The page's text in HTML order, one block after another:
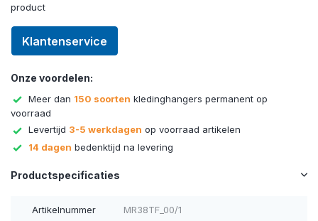
product
Klantenservice
Onze voordelen:
Meer dan 150 soorten kledinghangers permanent op
voorraad
Levertijd 3-5 werkdagen op voorraad artikelen
14 dagen bedenktijd na levering
Productspecificaties
Artikelnummer MR38TF_00/1